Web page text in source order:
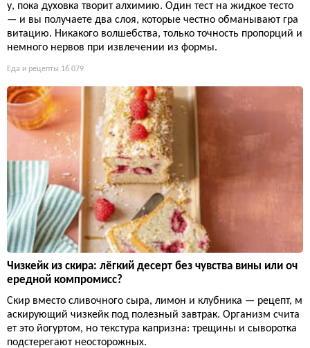
у, пока духовка творит алхимию. Один тест на жидкое тесто
— и вы получаете два слоя, которые честно обманывают гра
витацию. Никакого волшебства, только точность пропорций и
немного нервов при извлечении из формы.
Еда и рецепты 16 079
Чизкейк из скира: лёгкий десерт без чувства вины или оч
ередной компромисс?
Скир вместо сливочного сыра, лимон и клубника — рецепт, м
аскирующий чизкейк под полезный завтрак. Организм счита
ет это йогуртом, но текстура капризна: трещины и сыворотка
подстерегают неосторожных.